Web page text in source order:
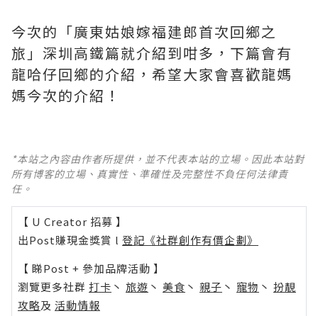
今次的「廣東姑娘嫁福建郎首次回鄉之
旅」深圳高鐵篇就介紹到咁多，下篇會有
龍哈仔回鄉的介紹，希望大家會喜歡龍媽
媽今次的介紹！
*本站之內容由作者所提供，並不代表本站的立場。因此本站對
所有博客的立場、真實性、準確性及完整性不負任何法律責
任。
【 U Creator 招募 】
出Post賺現金獎賞 l 登記《社群創作有價企劃》
【 睇Post + 參加品牌活動 】
瀏覽更多社群 打卡 丶 旅遊 丶 美食 丶 親子 丶 寵物 丶 扮靚
攻略及 活動情報